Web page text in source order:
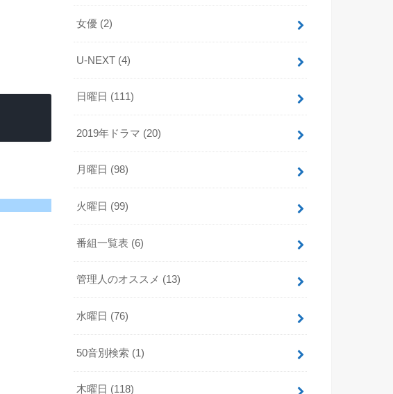
女優 (2)
U-NEXT (4)
日曜日 (111)
2019年ドラマ (20)
月曜日 (98)
火曜日 (99)
番組一覧表 (6)
管理人のオススメ (13)
水曜日 (76)
50音別検索 (1)
木曜日 (118)